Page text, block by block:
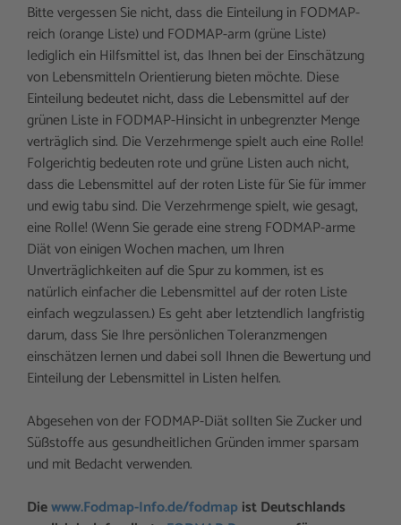
Bitte vergessen Sie nicht, dass die Einteilung in FODMAP-
reich (orange Liste) und FODMAP-arm (grüne Liste)
lediglich ein Hilfsmittel ist, das Ihnen bei der Einschätzung
von Lebensmitteln Orientierung bieten möchte. Diese
Einteilung bedeutet nicht, dass die Lebensmittel auf der
grünen Liste in FODMAP-Hinsicht in unbegrenzter Menge
verträglich sind. Die Verzehrmenge spielt auch eine Rolle!
Folgerichtig bedeuten rote und grüne Listen auch nicht,
dass die Lebensmittel auf der roten Liste für Sie für immer
und ewig tabu sind. Die Verzehrmenge spielt, wie gesagt,
eine Rolle! (Wenn Sie gerade eine streng FODMAP-arme
Diät von einigen Wochen machen, um Ihren
Unverträglichkeiten auf die Spur zu kommen, ist es
natürlich einfacher die Lebensmittel auf der roten Liste
einfach wegzulassen.) Es geht aber letztendlich langfristig
darum, dass Sie Ihre persönlichen Toleranzmengen
einschätzen lernen und dabei soll Ihnen die Bewertung und
Einteilung der Lebensmittel in Listen helfen.
Abgesehen von der FODMAP-Diät sollten Sie Zucker und
Süßstoffe aus gesundheitlichen Gründen immer sparsam
und mit Bedacht verwenden.
Diewww.Fodmap-Info.de/fodmapist Deutschlands